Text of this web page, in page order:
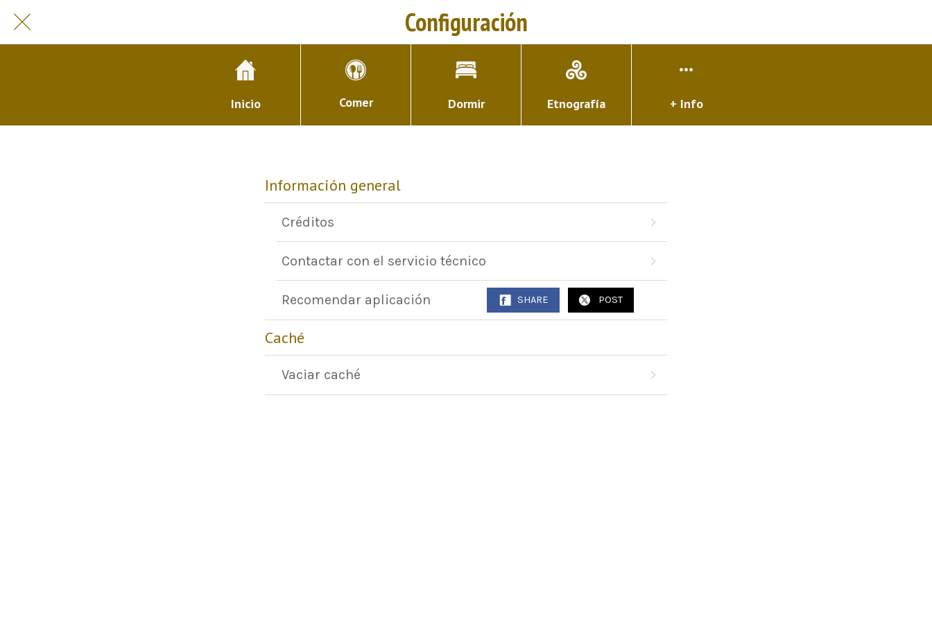
Configuración
Inicio Comer Dormir Etnografía + Info
Información general
Créditos
Contactar con el servicio técnico
Recomendar aplicación SHARE POST
Caché
Vaciar caché